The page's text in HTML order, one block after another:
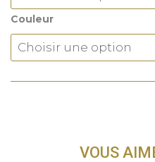
Couleur
VOUS